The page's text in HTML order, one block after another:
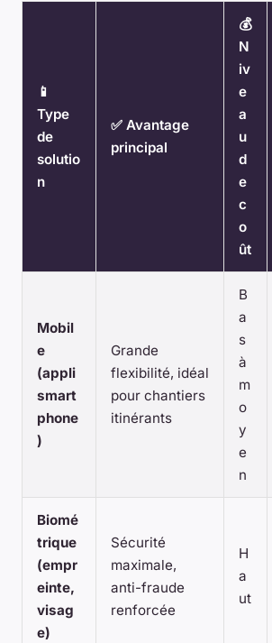
📱
Type
de
solutio
n
✅ Avantage
principal
💰
N
iv
e
a
u
d
e
c
o
ût
Mobil
e
(appli
smart
phone
)
Grande
flexibilité, idéal
pour chantiers
itinérants
B
a
s
à
m
o
y
e
n
Biomé
trique
(empr
einte,
visag
e)
Sécurité
maximale,
anti-fraude
renforcée
H
a
ut